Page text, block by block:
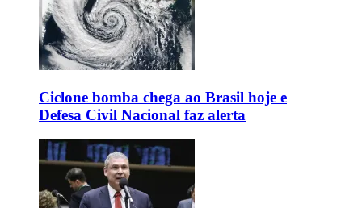
Ciclone bomba chega ao Brasil hoje e
Defesa Civil Nacional faz alerta